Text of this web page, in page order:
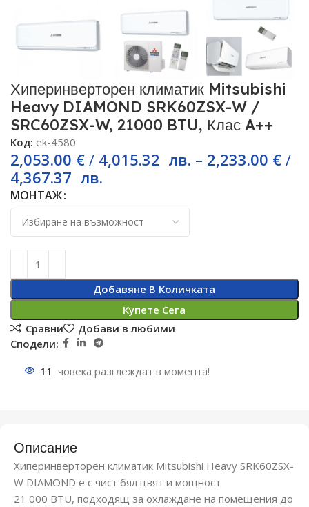
Хиперинверторен климатик Mitsubishi
Heavy DIAMOND SRK60ZSX-W /
SRC60ZSX-W, 21000 BTU, Клас A++
Код: ek-4580
2,053.00 € / 4,015.32 лв. – 2,233.00 € /
4,367.37 лв.
МОНТАЖ
Добавяне В Количката
Купете Сега
Сравни
Добави в любими
Сподели:
11 човека разглеждат в момента!
Описание
Хиперинверторен климатик Mitsubishi Heavy SRK60ZSX-
W DIAMOND е с чист бял цвят и мощност
21 000 BTU, подходящ за охлаждане на помещения до